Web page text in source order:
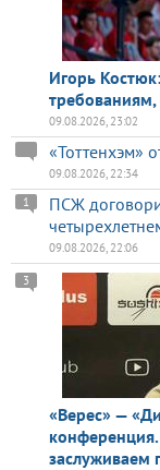
Игорь
09.08.2026, 23:02
«Тоттенхэм»
09.08.2026, 22:34
ПСЖ
1
09.08.2026, 22:06
«Верес» —
заслуживаем
3